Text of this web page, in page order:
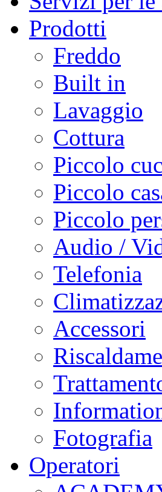
Prodotti
Freddo
Built in
Lavaggio
Cottura
Piccolo
Piccolo
Piccolo
Audio /
Telefonia
Accessori
Fotografia
Operatori